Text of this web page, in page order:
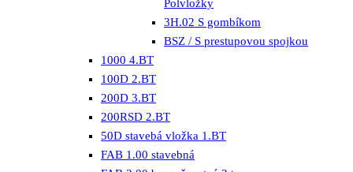
Polvložky
3H.02 S gombíkom
BSZ / S prestupovou spojkou
1000 4.BT
100D 2.BT
200D 3.BT
200RSD 2.BT
50D stavebá vložka 1.BT
FAB 1.00 stavebná